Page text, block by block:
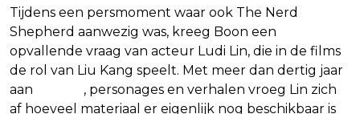
Tijdens een persmoment waar ook The Nerd
Shepherd aanwezig was, kreeg Boon een
opvallende vraag van acteur Ludi Lin, die in de films
de rol van Liu Kang speelt. Met meer dan dertig jaar
aan
, personages en verhalen vroeg Lin zich
af hoeveel materiaal er eigenlijk nog beschikbaar is